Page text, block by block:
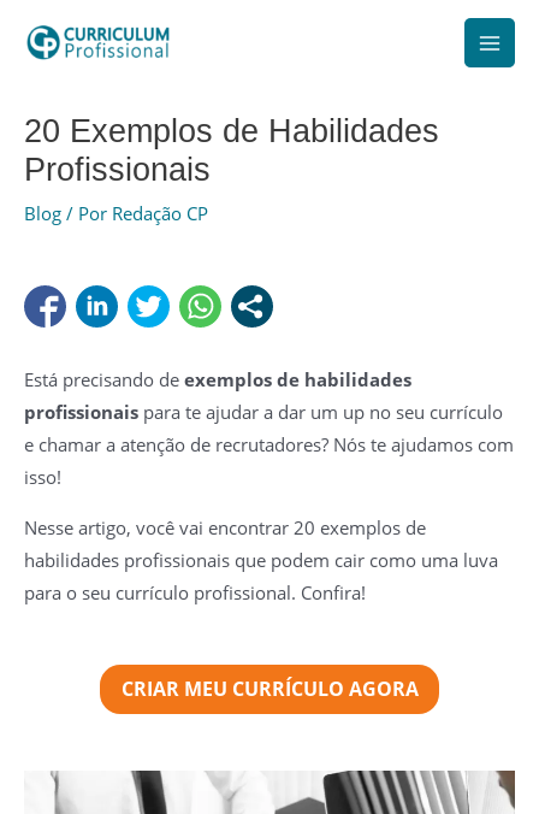
para
Main
20 Exemplos de Habilidades
Profissionais
Blog / Por Redação CP
Está precisando de exemplos de habilidades
profissionais para te ajudar a dar um up no seu currículo
e chamar a atenção de recrutadores? Nós te ajudamos com
isso!
Nesse artigo, você vai encontrar 20 exemplos de
habilidades profissionais que podem cair como uma luva
para o seu currículo profissional. Confira!
CRIAR MEU CURRÍCULO AGORA